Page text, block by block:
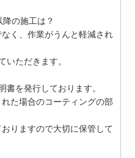
の施工は？
く、作業がうんと軽減され
いただきます。
書を発行しております。
た場合のコーティングの部
りますので大切に保管して